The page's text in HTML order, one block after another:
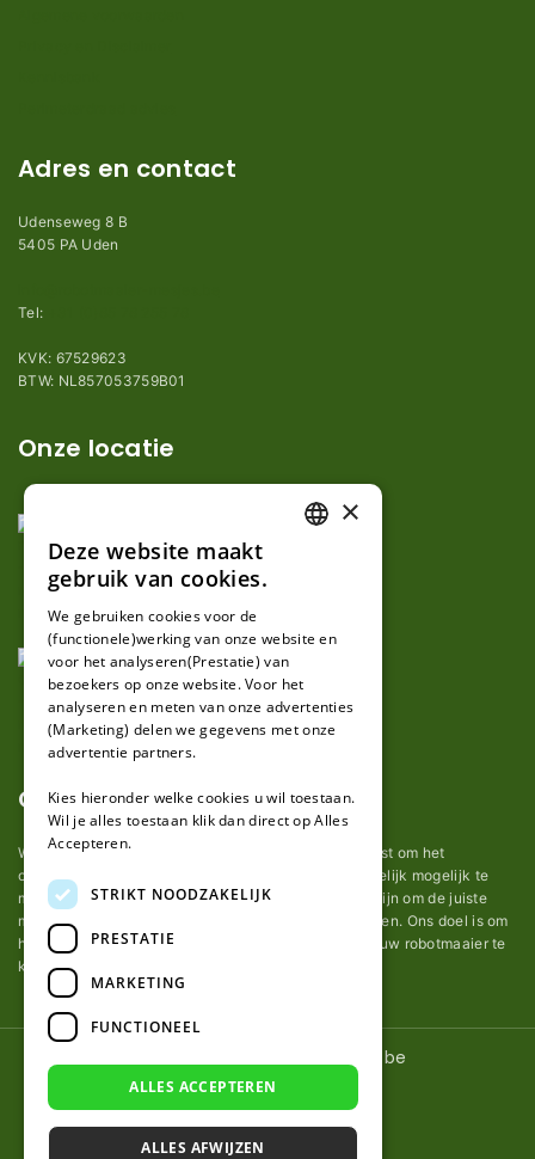
Adres en contact
Udenseweg 8 B
5405 PA Uden
Tel:
KVK: 67529623
BTW: NL857053759B01
Onze locatie
Over ons
Wij van robotmaaier-mesjes.be doen ons uiterste best om het
onderhoud van robot grasmaaier mesjes zo gemakkelijk mogelijk te
maken. Uit ervaring merkten we hoe lastig het kan zijn om de juiste
messen voor een automatische grasmachine te vinden. Ons doel is om
het u makkelijk te maken om de goede mesjes voor uw robotmaaier te
kopen.
© 2026 Robotmaaier-mesjes.be
GERMAN
×
Deze website maakt
gebruik van cookies.
We gebruiken cookies voor de
(functionele)werking van onze website en
voor het analyseren(Prestatie) van
bezoekers op onze website. Voor het
analyseren en meten van onze advertenties
(Marketing) delen we gegevens met onze
advertentie partners.
Kies hieronder welke cookies u wil toestaan.
Wil je alles toestaan klik dan direct op Alles
Accepteren.
STRIKT NOODZAKELIJK
PRESTATIE
MARKETING
FUNCTIONEEL
ALLES ACCEPTEREN
ALLES AFWIJZEN